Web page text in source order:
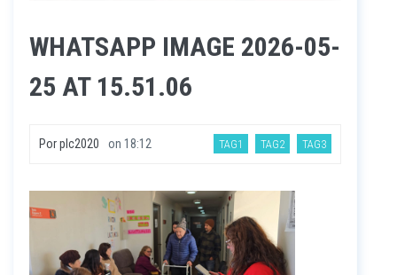
WHATSAPP IMAGE 2026-05-
25 AT 15.51.06
Porplc2020 on 18:12 TAG1 TAG2 TAG3